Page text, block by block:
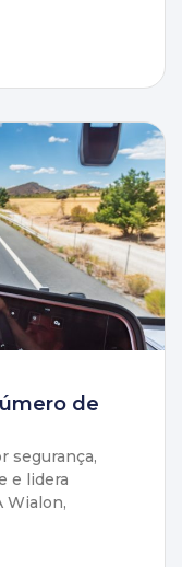
de
segurança,
e lidera
Wialon,